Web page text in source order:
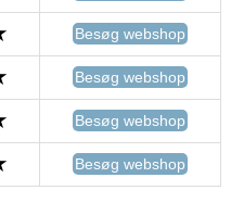
Besøg webshop
Besøg webshop
Besøg webshop
Besøg webshop